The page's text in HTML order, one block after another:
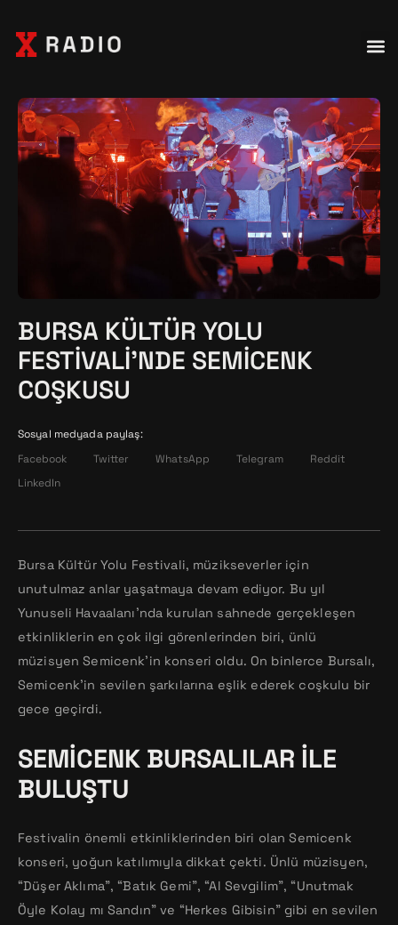
BURSA KÜLTÜR YOLU
FESTIVALI'NDE SEMICENK
COŞKUSU
Sosyal medyada paylaş:
Facebook
Twitter WhatsApp Telegram
Reddit
LinkedIn
Bursa Kültür Yolu Festivali, müzikseverler için
unutulmaz anlar yaşatmaya devam ediyor. Bu yıl
Yunuseli Havaalanı’nda kurulan sahnede gerçekleşen
etkinliklerin en çok ilgi görenlerinden biri, ünlü
müzisyen Semicenk’in konseri oldu. On binlerce Bursalı,
Semicenk’in sevilen şarkılarına eşlik ederek coşkulu bir
gece geçirdi.
SEMICENK BURSALILAR ILE
BULUŞTU
Festivalin önemli etkinliklerinden biri olan Semicenk
konseri, yoğun katılımıyla dikkat çekti. Ünlü müzisyen,
“Düşer Aklıma”, “Batık Gemi”, “Al Sevgilim”, “Unutmak
Öyle Kolay mı Sandın” ve “Herkes Gibisin” gibi en sevilen